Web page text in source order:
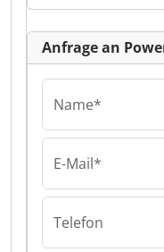
Anfrage an
Name*
E-Mail*
Telefon